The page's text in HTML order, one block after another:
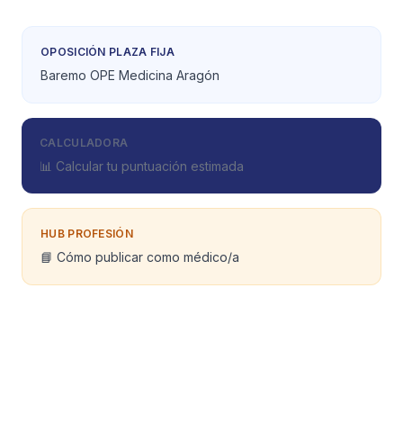
OPOSICIÓN PLAZA FIJA
Baremo OPE Medicina Aragón
CALCULADORA
📊 Calcular tu puntuación estimada
HUB PROFESIÓN
📘 Cómo publicar como médico/a